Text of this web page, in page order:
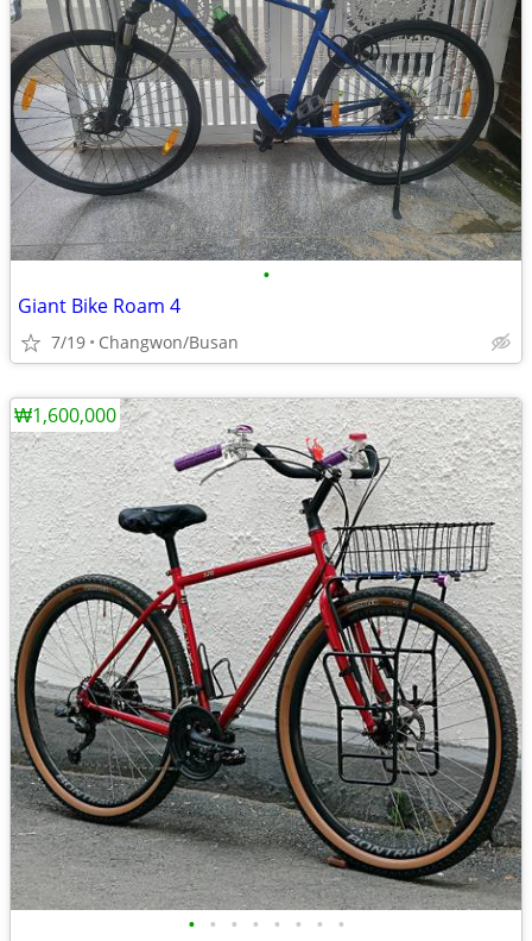
•
Giant Bike Roam 4
7/19 Changwon/Busan
• • • • • • • •
₩1,600,000